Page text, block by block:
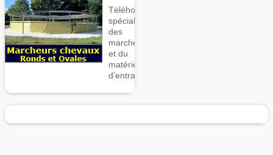
Téléhorse,
spécialiste
des
marcheurs
et du
matériel
d’entrainement